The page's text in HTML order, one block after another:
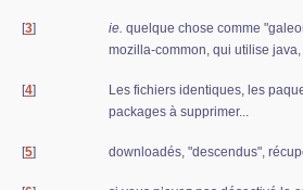
[3] ie. quelque chose comme
mozilla-common, qui utilise java,
[4]
Les fichiers identiques, les
packages à supprimer...
[5] downloadés, "descendus",